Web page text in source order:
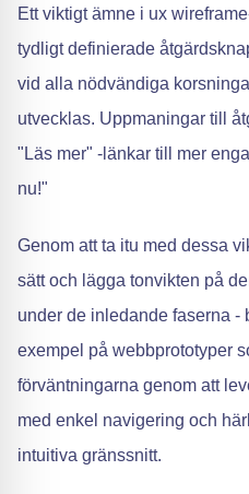
Ett viktigt ämne i ux
tydligt definierade
vid alla nödvändiga
utvecklas. Uppmaningar till
"Läs mer" -länkar till mer
nu!"
Genom att ta itu med dessa
sätt och lägga tonvikten på
under de inledande faserna -
exempel på webbprototyper
förväntningarna genom att
med enkel navigering och
intuitiva gränssnitt.